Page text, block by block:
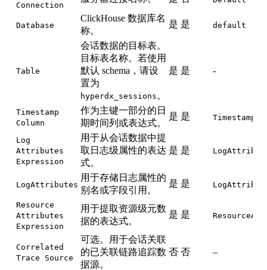
Connection
Database
ClickHouse 数据库名
称。
是 是 default
Table
会话数据的目标表。
目标表名称。若使用
默认 schema，请设
置为
hyperdx_sessions 。
是 是 -
Timestamp
Column
作为主键一部分的日
期时间列或表达式。
是 是
Log
Attributes
Expression
用于从会话数据中提
取日志级属性的表达
式。
是 是
LogAttributes
用于存储日志属性的
别名或字段引用。
是 是
Resource
Attributes
Expression
用于提取资源级元数
据的表达式。
是 是
Correlated
Trace Source
可选。用于会话关联
的已关联链路追踪数
据源。
否 否 –